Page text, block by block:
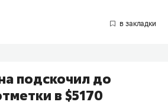
подскочил до
в $5170